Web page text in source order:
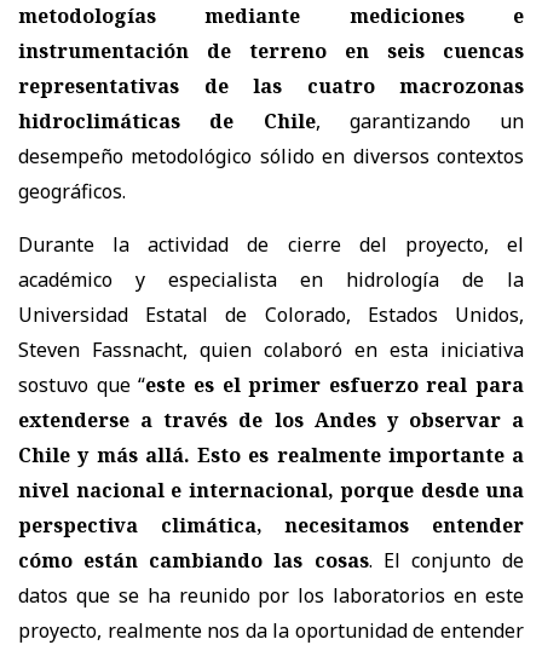
metodologías mediante mediciones e
instrumentación de terreno en seis cuencas
representativas de las cuatro macrozonas
hidroclimáticas de Chile, garantizando un
desempeño metodológico sólido en diversos contextos
geográficos.
Durante la actividad de cierre del proyecto, el
académico y especialista en hidrología de la
Universidad Estatal de Colorado, Estados Unidos,
Steven Fassnacht, quien colaboró en esta iniciativa
sostuvo que “este es el primer esfuerzo real para
extenderse a través de los Andes y observar a
Chile y más allá. Esto es realmente importante a
nivel nacional e internacional, porque desde una
perspectiva climática, necesitamos entender
cómo están cambiando las cosas. El conjunto de
datos que se ha reunido por los laboratorios en este
proyecto, realmente nos da la oportunidad de entender